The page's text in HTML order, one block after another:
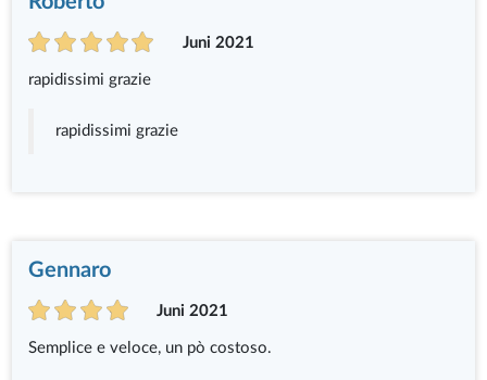
Juni 2021
rapidissimi grazie
rapidissimi grazie
Gennaro
Juni 2021
Semplice e veloce, un pò costoso.